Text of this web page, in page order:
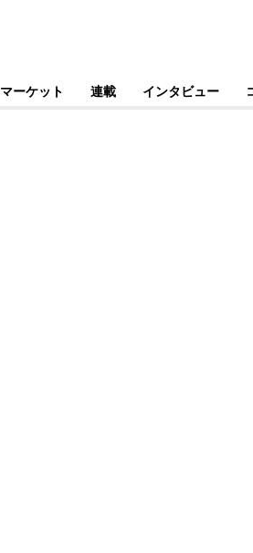
マーケット 連載 インタビュー